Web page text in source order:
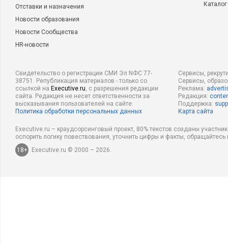
Отставки и назначения
Новости образования
Новости Сообщества
HR-новости
Свидетельство о регистрации СМИ Эл NФС 77-
38751. Републикация материалов - только со
ссылкой на Executive.ru, с разрешения редакции
сайта. Редакция не несет ответственности за
высказывания пользователей на сайте.
Политика обработки персональных данных
Сервисы,
Сервисы,
Реклама:
Редакция:
Поддержка:
Карта сайта
Executive.ru – краудсорсинговый проект, 80% текстов созданы
оспорить логику повествования, уточнить цифры и факты,
18+
Executive.ru © 2000 – 2026.